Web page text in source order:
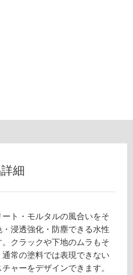
細
ト・モルタルの風合いをそ
浸透強化・防塵できる水性
クラックや下地のムラもそ
常の塗料では表現できない
ャーをデザインできます。